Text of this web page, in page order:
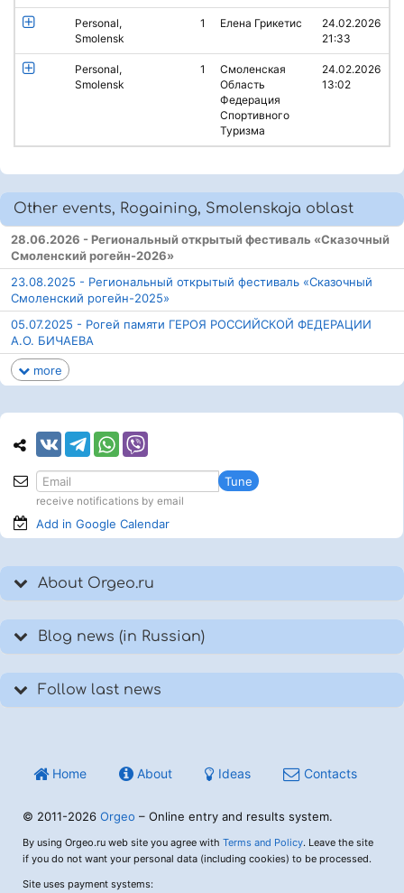
Personal,
Smolensk
1 Елена Грикетис
24.02.2026
21:33
Personal,
Smolensk
1
Смоленская
Область
Федерация
Спортивного
Туризма
24.02.2026
13:02
Other events, Rogaining, Smolenskaja oblast
28.06.2026 - Региональный открытый фестиваль «Сказочный
Смоленский рогейн-2026»
23.08.2025 - Региональный открытый фестиваль «Сказочный
Смоленский рогейн-2025»
05.07.2025 - Рогей памяти ГЕРОЯ РОССИЙСКОЙ ФЕДЕРАЦИИ
А.О. БИЧАЕВА
more
Tune
receive notifications by email
Add in Google Calendar
About Orgeo.ru
Blog news (in Russian)
Follow last news
Home About Ideas Contacts
© 2011-2026 Orgeo – Online entry and results system.
By using Orgeo.ru web site you agree with Terms and Policy. Leave the site
if you do not want your personal data (including cookies) to be processed.
Site uses payment systems: